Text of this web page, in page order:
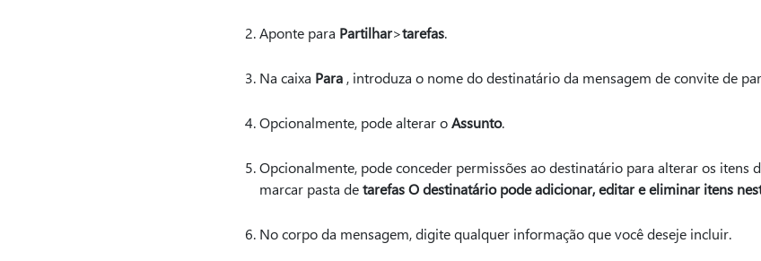
Aponte para Partilhar>tarefas.
Na caixa Para, introduza o nome do destinatário da mensagem de convite de
Opcionalmente, pode alterar oAssunto.
Opcionalmente, pode conceder permissões ao destinatário para alterar os itens
marcar pasta detarefas O destinatário pode adicionar, editar e eliminar itens
No corpo da mensagem, digite qualquer informação que você deseje incluir.